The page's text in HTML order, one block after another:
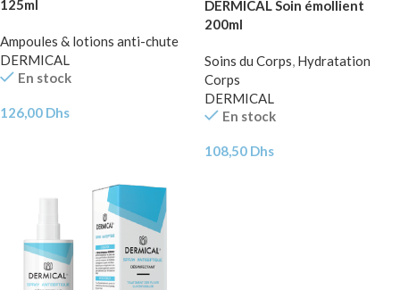
125ml
Ampoules & lotions anti-chute
DERMICAL
En stock
126,00 Dhs
DERMICAL Soin émollient
200ml
Soins du Corps Hydratation
Corps
DERMICAL
En stock
108,50 Dhs